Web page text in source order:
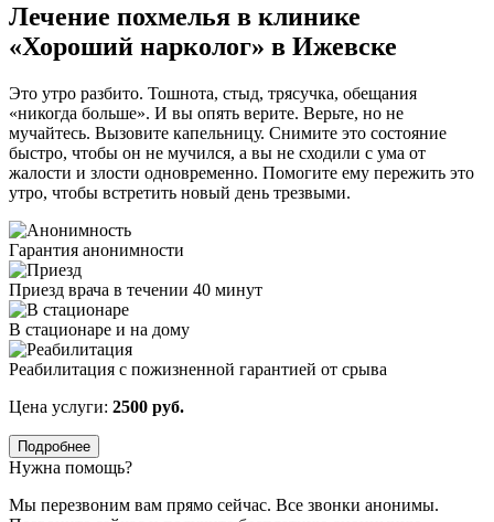
Лечение похмелья в клинике
«Хороший нарколог» в Ижевске
Это утро разбито. Тошнота, стыд, трясучка, обещания
«никогда больше». И вы опять верите. Верьте, но не
мучайтесь. Вызовите капельницу. Снимите это состояние
быстро, чтобы он не мучился, а вы не сходили с ума от
жалости и злости одновременно. Помогите ему пережить это
утро, чтобы встретить новый день трезвыми.
Гарантия анонимности
Приезд врача в течении 40 минут
В стационаре и на дому
Реабилитация с пожизненной гарантией от срыва
Цена услуги: 2500 руб.
Подробнее
Нужна помощь?
Мы перезвоним вам прямо сейчас. Все звонки анонимы.